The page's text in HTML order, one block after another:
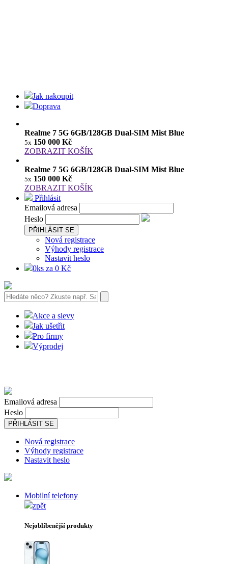
Jak nakoupit
Doprava
Realme 7 5G 6GB/128GB Dual-SIM Mist Blue
5x 150 000 Kč
ZOBRAZIT KOŠÍK
Realme 7 5G 6GB/128GB Dual-SIM Mist Blue
5x 150 000 Kč
ZOBRAZIT KOŠÍK
Přihlásit
Emailová adresa
Heslo
PŘIHLÁSIT SE
Nová registrace
Výhody registrace
Nastavit heslo
0ks za 0 Kč
Akce a slevy
Jak ušetřit
Pro firmy
Výprodej
Emailová adresa
Heslo
PŘIHLÁSIT SE
Nová registrace
Výhody registrace
Nastavit heslo
Mobilní telefony
zpět
Nejoblíbenější produkty